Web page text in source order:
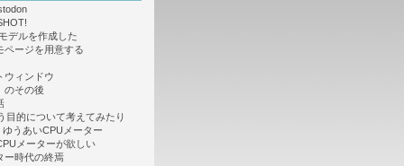
デルを作成した
ページを用意する
ウィンドウ
のその後
目的について考えてみたり
うあいCPUメーター
メーターが欲しい
ー時代の終焉